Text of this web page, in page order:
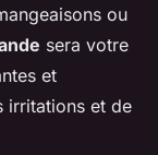
ou
sera votre
et
irritations et de